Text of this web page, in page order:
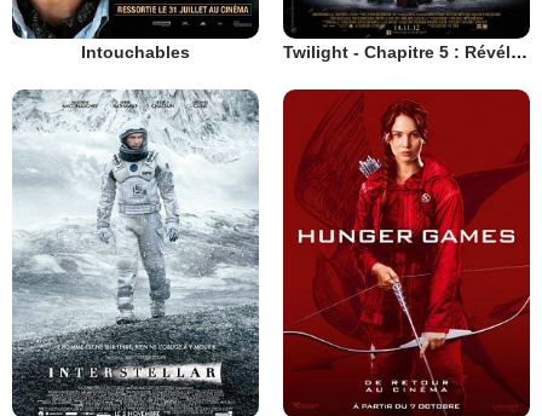
Intouchables Twilight - Chapitre 5 : Révélation 2e partie